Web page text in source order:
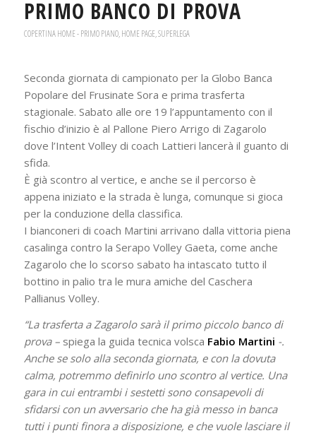
PRIMO BANCO DI PROVA
COPERTINA HOME - PRIMO PIANO,HOME PAGE,SUPERLEGA
Seconda giornata di campionato per la Globo Banca
Popolare del Frusinate Sora e prima trasferta
stagionale. Sabato alle ore 19 l’appuntamento con il
fischio d’inizio è al Pallone Piero Arrigo di Zagarolo
dove l’Intent Volley di coach Lattieri lancerà il guanto di
sfida.
È già scontro al vertice, e anche se il percorso è
appena iniziato e la strada è lunga, comunque si gioca
per la conduzione della classifica.
I bianconeri di coach Martini arrivano dalla vittoria piena
casalinga contro la Serapo Volley Gaeta, come anche
Zagarolo che lo scorso sabato ha intascato tutto il
bottino in palio tra le mura amiche del Caschera
Pallianus Volley.
“La trasferta a Zagarolo sarà il primo piccolo banco di
prova – spiega la guida tecnica volsca Fabio Martini -.
Anche se solo alla seconda giornata, e con la dovuta
calma, potremmo definirlo uno scontro al vertice. Una
gara in cui entrambi i sestetti sono consapevoli di
sfidarsi con un avversario che ha già messo in banca
tutti i punti finora a disposizione, e che vuole lasciare il